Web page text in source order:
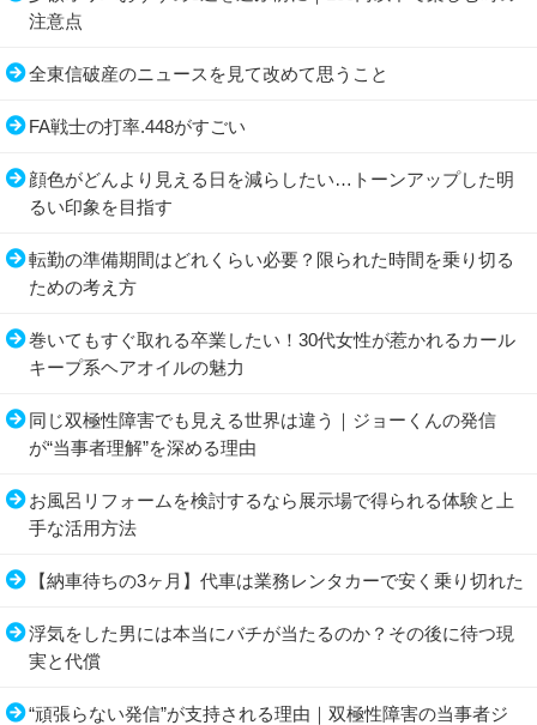
注意点
全東信破産のニュースを見て改めて思うこと
FA戦士の打率.448がすごい
顔色がどんより見える日を減らしたい…トーンアップした明
るい印象を目指す
転勤の準備期間はどれくらい必要？限られた時間を乗り切る
ための考え方
巻いてもすぐ取れる卒業したい！30代女性が惹かれるカール
キープ系ヘアオイルの魅力
同じ双極性障害でも見える世界は違う｜ジョーくんの発信
が“当事者理解”を深める理由
お風呂リフォームを検討するなら展示場で得られる体験と上
手な活用方法
【納車待ちの3ヶ月】代車は業務レンタカーで安く乗り切れた
浮気をした男には本当にバチが当たるのか？その後に待つ現
実と代償
“頑張らない発信”が支持される理由｜双極性障害の当事者ジ